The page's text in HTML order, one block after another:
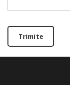
Trimite